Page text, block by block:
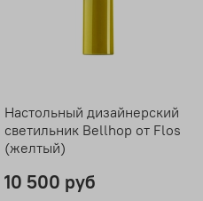
Настольный дизайнерский
светильник Bellhop от Flos
(желтый)
10 500 руб